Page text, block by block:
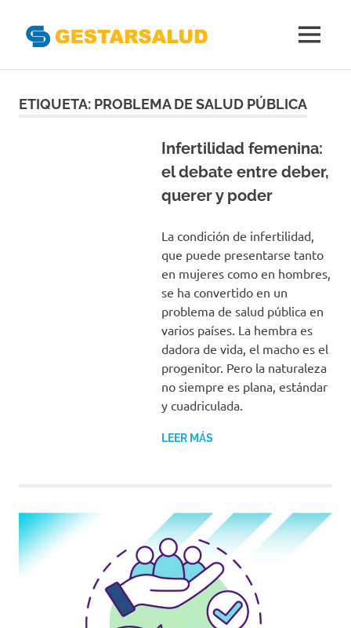
Gestoras
MENÚ
ETIQUETA: PROBLEMA DE SALUD PÚBLICA
Infertilidad femenina:
el debate entre deber,
querer y poder
La condición de infertilidad,
que puede presentarse tanto
en mujeres como en hombres,
se ha convertido en un
problema de salud pública en
varios países. La hembra es
dadora de vida, el macho es el
progenitor. Pero la naturaleza
no siempre es plana, estándar
y cuadriculada.
LEER MÁS